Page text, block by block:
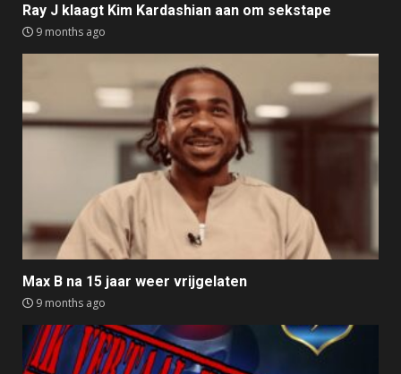
Ray J klaagt Kim Kardashian aan om sekstape
9 months ago
Max B na 15 jaar weer vrijgelaten
9 months ago